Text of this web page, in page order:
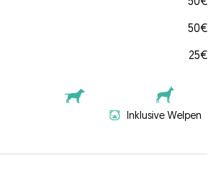
50€
25€
Inklusive Welpen